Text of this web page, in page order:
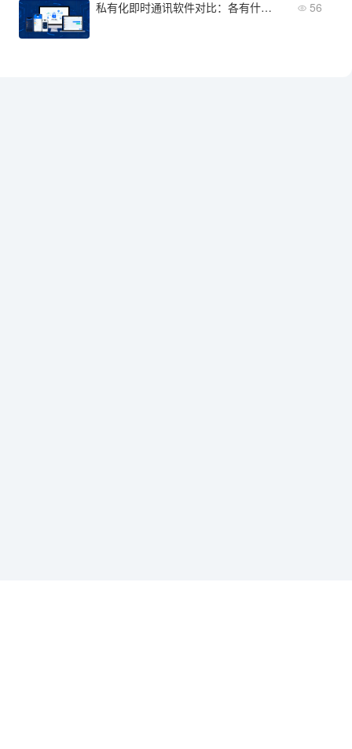
私有化即时通讯软件对比：各有什么侧重？ 56